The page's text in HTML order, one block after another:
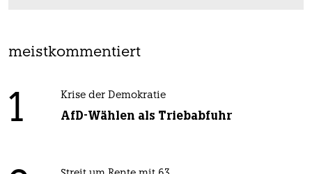
meistkommentiert
1 Krise der Demokratie
AfD-Wählen als Triebabfuhr